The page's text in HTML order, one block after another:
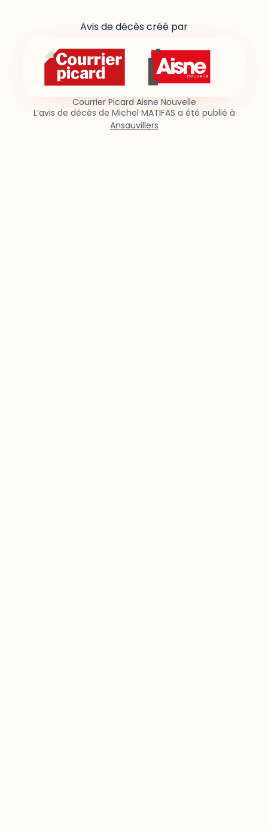
Avis de décès créé par
Courrier Picard Aisne Nouvelle
L’avis de décès de Michel MATIFAS a été publié à
Ansauvillers